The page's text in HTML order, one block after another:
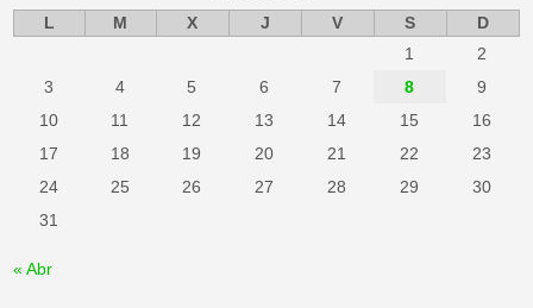
L
M X J V S
D
1
2
3
4 5 6 7 8
9
10
11 12 13 14 15
16
17
18 19 20 21 22
23
24
25 26 27 28 29
30
31
« Abr